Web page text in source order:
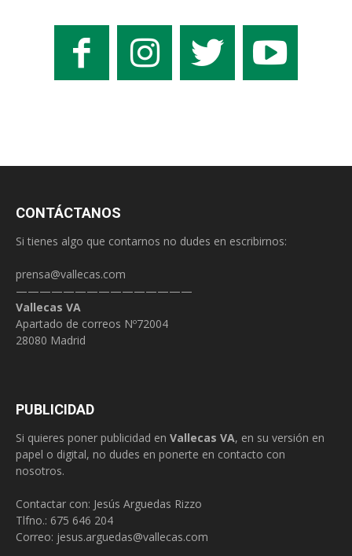
CONTÁCTANOS
Si tienes algo que contarnos no dudes en escribirnos:
prensa@vallecas.com
———————————————
Vallecas VA
Apartado de correos Nº72004
28080 Madrid
PUBLICIDAD
Si quieres poner publicidad en Vallecas VA, en su versión en
papel o digital, no dudes en ponerte en contacto con
nosotros.
Contactar con: Jesús Arguedas Rizzo
Tlfno.: 675 646 204
Correo: jesus.arguedas@vallecas.com